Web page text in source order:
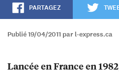
PARTAGEZ
Publié 19/04/2011 par l-express.ca
Lancée en France en